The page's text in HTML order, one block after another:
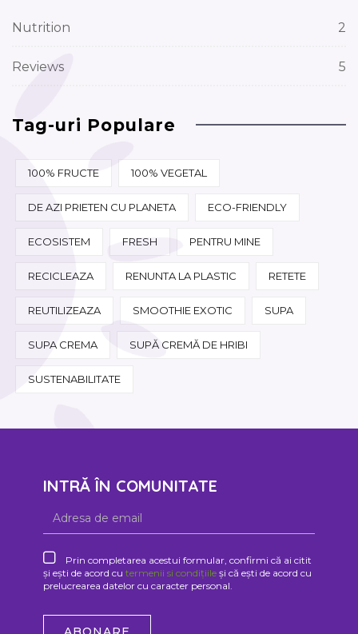
Nutrition 2
Reviews 5
Tag-uri Populare
100% FRUCTE 100% VEGETAL
DE AZI PRIETEN CU PLANETA ECO-FRIENDLY
ECOSISTEM FRESH PENTRU MINE
RECICLEAZA RENUNTA LA PLASTIC RETETE
REUTILIZEAZA SMOOTHIE EXOTIC SUPA
SUPA CREMA SUPĂ CREMĂ DE HRIBI
SUSTENABILITATE
INTRĂ ÎN COMUNITATE
Prin completarea acestui formular, confirmi că ai citit
și ești de acord cu termenii si condițiile și că ești de acord cu
prelucrearea datelor cu caracter personal.